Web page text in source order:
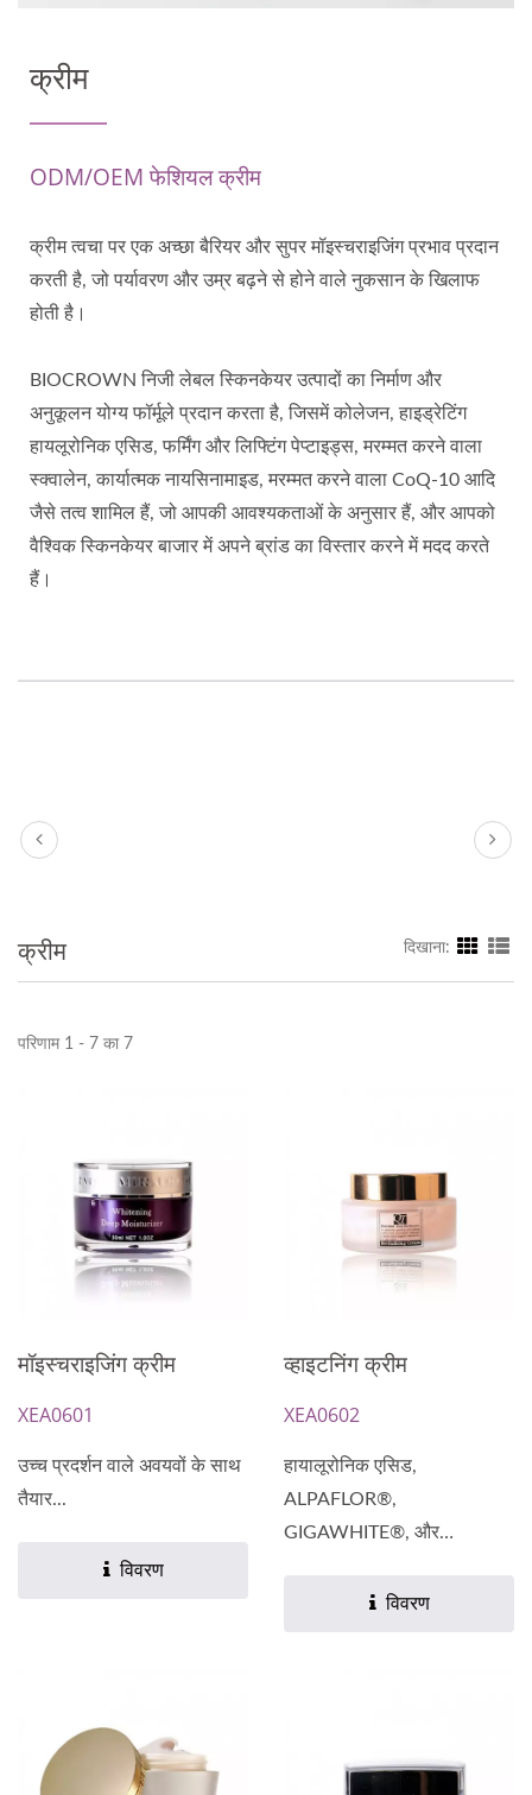
क्रीम
ODM/OEM फेशियल क्रीम
क्रीम त्वचा पर एक अच्छा बैरियर और सुपर मॉइस्चराइजिंग प्रभाव प्रदान
करती है, जो पर्यावरण और उम्र बढ़ने से होने वाले नुकसान के खिलाफ
होती है।
BIOCROWN निजी लेबल स्किनकेयर उत्पादों का निर्माण और
अनुकूलन योग्य फॉर्मूले प्रदान करता है, जिसमें कोलेजन, हाइड्रेटिंग
हायलूरोनिक एसिड, फर्मिंग और लिफ्टिंग पेप्टाइड्स, मरम्मत करने वाला
स्क्वालेन, कार्यात्मक नायसिनामाइड, मरम्मत करने वाला CoQ-10 आदि
जैसे तत्व शामिल हैं, जो आपकी आवश्यकताओं के अनुसार हैं, और आपको
वैश्विक स्किनकेयर बाजार में अपने ब्रांड का विस्तार करने में मदद करते
हैं।
क्रीम दिखाना:
परिणाम 1 - 7 का 7
मॉइस्चराइजिंग क्रीम
XEA0601
उच्च प्रदर्शन वाले अवयवों के साथ
तैयार...
विवरण
व्हाइटनिंग क्रीम
XEA0602
हायालूरोनिक एसिड,
ALPAFLOR®,
GIGAWHITE®, और
विवरण